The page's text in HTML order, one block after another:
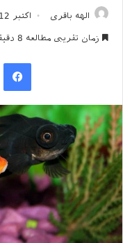
الهه باقری اکتبر 12, 2023
زمان تقریبی مطالعه 8 دقیقه